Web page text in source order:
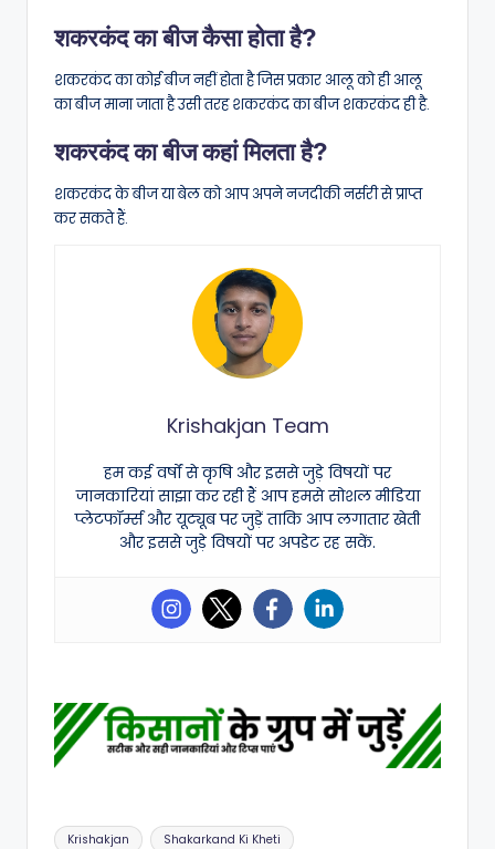
शकरकंद का बीज कैसा होता है?
शकरकंद का कोई बीज नहीं होता है जिस प्रकार आलू को ही आलू
का बीज माना जाता है उसी तरह शकरकंद का बीज शकरकंद ही है.
शकरकंद का बीज कहां मिलता है?
शकरकंद के बीज या बेल को आप अपने नजदीकी नर्सरी से प्राप्त
कर सकते हैं.
Krishakjan Team
हम कई वर्षों से कृषि और इससे जुड़े विषयों पर
जानकारियां साझा कर रही हैं आप हमसे सोशल मीडिया
प्लेटफॉर्म्स और यूट्यूब पर जुड़ें ताकि आप लगातार खेती
और इससे जुड़े विषयों पर अपडेट रह सकें.
Tags:
Krishakjan Shakarkand Ki Kheti